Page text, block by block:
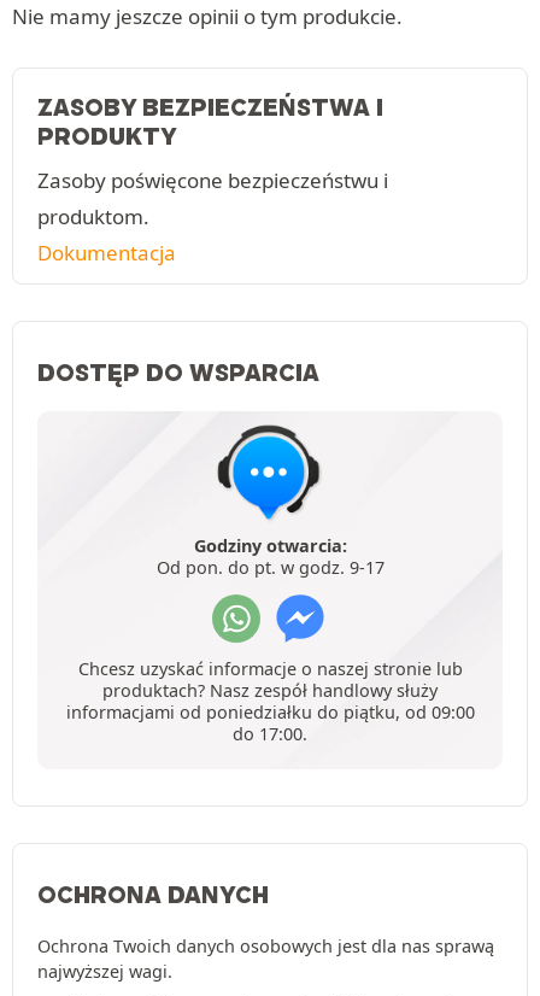
Nie mamy jeszcze opinii o tym produkcie.
ZASOBY BEZPIECZEŃSTWA I
PRODUKTY
Zasoby poświęcone bezpieczeństwu i
produktom.
Dokumentacja
DOSTĘP DO WSPARCIA
Godziny otwarcia:
Od pon. do pt. w godz. 9-17
Chcesz uzyskać informacje o naszej stronie lub
produktach? Nasz zespół handlowy służy
informacjami od poniedziałku do piątku, od 09:00
do 17:00.
OCHRONA DANYCH
Ochrona Twoich danych osobowych jest dla nas sprawą
najwyższej wagi.